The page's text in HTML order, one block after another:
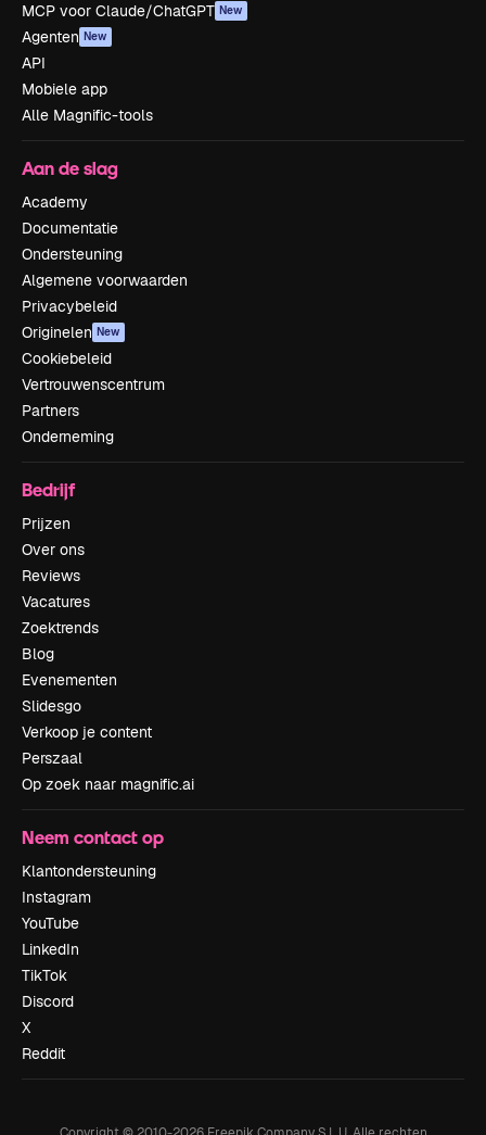
MCP voor Claude/ChatGPT New
Agenten New
API
Mobiele app
Alle Magnific-tools
Aan de slag
Academy
Documentatie
Ondersteuning
Algemene voorwaarden
Privacybeleid
Originelen New
Cookiebeleid
Vertrouwenscentrum
Partners
Onderneming
Bedrijf
Prijzen
Over ons
Reviews
Vacatures
Zoektrends
Blog
Evenementen
Slidesgo
Verkoop je content
Perszaal
Op zoek naar magnific.ai
Neem contact op
Klantondersteuning
Instagram
YouTube
LinkedIn
TikTok
Discord
X
Reddit